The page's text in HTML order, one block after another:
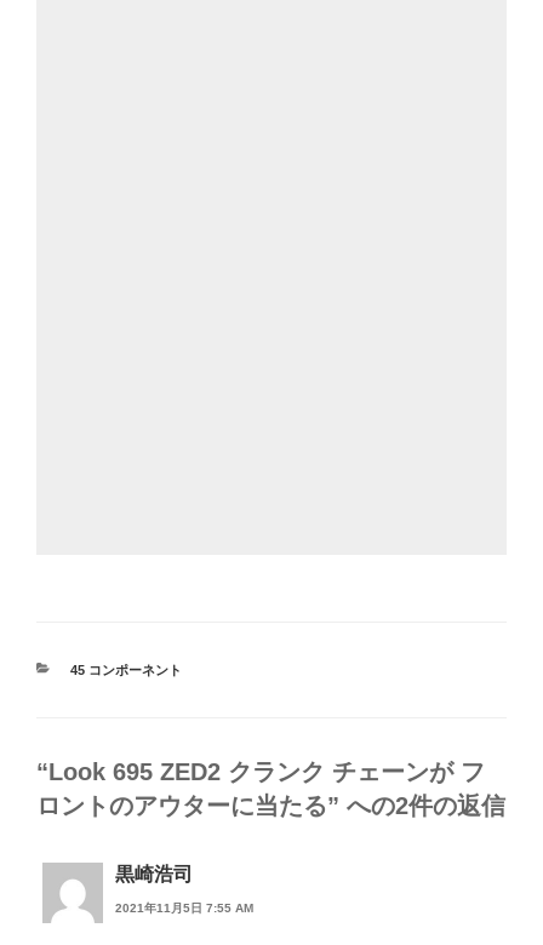
カ
45 コンポーネント
“Look 695 ZED2 クランク チェーンが フ
ロントのアウターに当たる” への2件の返信
黒崎浩司
2021年11月5日 7:55 AM